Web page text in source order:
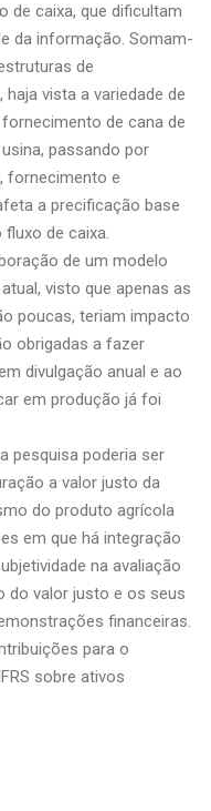
de caixa, que dificultam
da informação. Somam-
de
vista a variedade de
de cana de
passando por
fornecimento e
a precificação base
de caixa.
de um modelo
visto que apenas as
poucas, teriam impacto
obrigadas a fazer
divulgação anual e ao
em produção já foi
pesquisa poderia ser
a valor justo da
do produto agrícola
em que há integração
na avaliação
do valor justo e os seus
financeiras.
para o
sobre ativos